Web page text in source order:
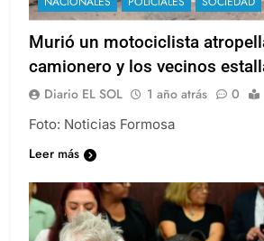
Murió un motociclista
camionero y los vecinos
Diario EL SOL 1 año atrás 0
Foto: Noticias Formosa
Leer más